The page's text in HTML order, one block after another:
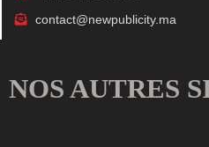
contact@newpublicity.ma
NOS AUTRES